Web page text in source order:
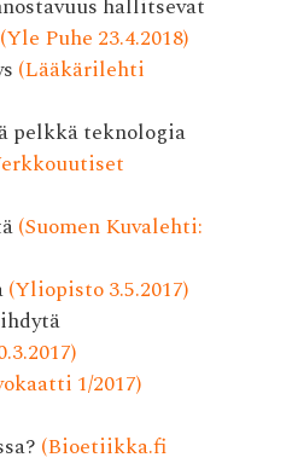
hallitsevat
Puhe 23.4.2018)
(Lääkärilehti
pelkkä teknologia
(Suomen Kuvalehti:
(Yliopisto 3.5.2017)
1/2017)
(Bioetiikka.fi